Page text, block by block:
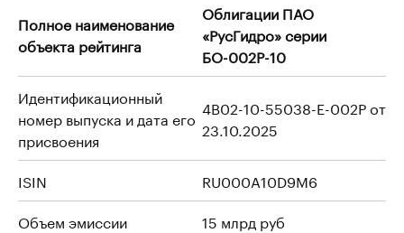
Полное наименование
объекта рейтинга
Облигации ПАО
«РусГидро» серии
БО-002Р-10
Идентификационный
номер выпуска и дата его
присвоения
4B02-10-55038-E-002P от
23.10.2025
ISIN
RU000A10D9M6
Объем эмиссии
15 млрд руб